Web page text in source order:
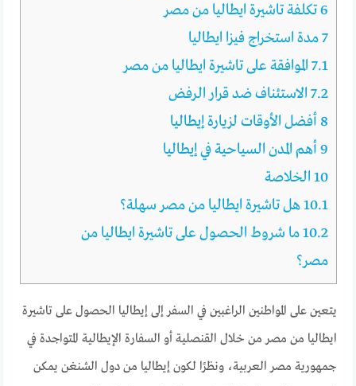
6تكلفة تاشيرة ايطاليا من مصر
7مدة استخراج فيزا ايطاليا
7.1 الموافقة على تاشيرة ايطاليا من مصر
7.2 الاستئناف ضد قرار الرفض
8 أفضل الأوقات لزيارة إيطاليا
9 أهم المدن السياحية في إيطاليا
10 الخلاصة
10.1هل تاشيرة ايطاليا من مصر سهلة؟
10.2ما شروط الحصول على تاشيرة ايطاليا من
مصر؟
يتعين على المواطنين الراغبين في السفر إلى إيطاليا الحصول على تاشيرة
ايطاليا من مصر من خلال القنصلية أو السفارة الإيطالية المتواجدة في
جمهورية مصر العربية، ونظرًا لكون إيطاليا من دول الشنغن يمكن